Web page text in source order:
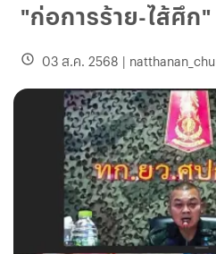
"ก่อการร้าย-ไส้ศึก"
03 ส.ค. 2568 | natthanan_chu